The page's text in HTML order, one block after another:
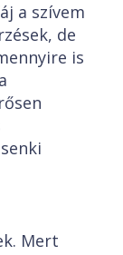
a szívem
de
is
Mert